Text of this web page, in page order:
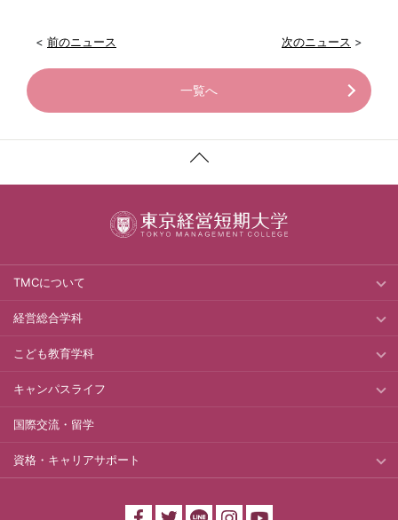
< 前のニュース 次のニュース >
一覧へ
TMCについて
経営総合学科
こども教育学科
キャンパスライフ
国際交流・留学
資格・キャリアサポート